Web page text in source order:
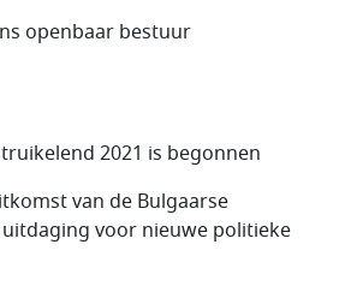
openbaar bestuur
2021 is begonnen
van de Bulgaarse
voor nieuwe politieke